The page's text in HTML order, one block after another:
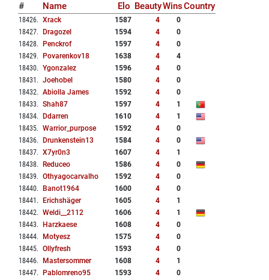
# Name Elo BeautyWinsCountry
18426. Xrack 1587 4
0
18427. Dragozel 1594 4
0
18428. Penckrof 1597 4
0
18429. Povarenkov18 1638 4
4
18430. Ygonzalez 1596 4
0
18431 . Joehobel 1580 4
0
18432. Abiolla James 1592 4
0
18433. Shah87 1597 4
1
18434. Ddarren 1610 4
1
18435. Warrior_purpose 1592 4
0
18436. Drunkenstein13 1584 4
0
18437. X7yr0n3 1607 4
1
18438. Reduceo 1586 4
0
18439. Othyagocarvalho 1592 4
0
18440. Banot1964 1600 4
0
18441 . Erichshäger 1605 4
1
18442. Weldi__2112 1606 4
1
18443. Harzkaese 1608 4
0
18444. Motyesz 1575 4
0
18445. Ollyfresh 1593 4
0
18446. Mastersommer 1608 4
1
18447. Pablomreno95 1593 4
0